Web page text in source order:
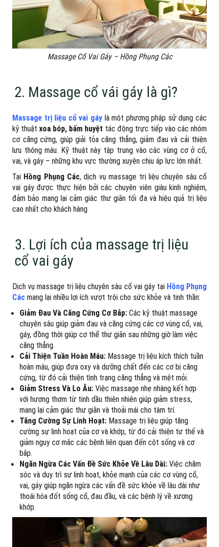
Massage Cổ Vai Gáy – Hồng Phụng Các
2. Massage cổ vái gáy là gì?
Massage trị liệu cổ vai gáylà một phương pháp sử dụng các
kỹ thuậtxoa bóp, bấm huyệt tác động trực tiếp vào các nhóm
cơ căng cứng, giúp giải tỏa căng thẳng, giảm đau và cải thiện
lưu thông máu. Kỹ thuật này tập trung vào các vùng cơ ở cổ,
vai, và gáy – những khu vực thường xuyên chịu áp lực lớn nhất.
Tại Hồng Phụng Các, dịch vụ massage trị liệu chuyên sâu cổ
vai gáy được thực hiện bởi các chuyên viên giàu kinh nghiệm,
đảm bảo mang lại cảm giác thư giãn tối đa và hiệu quả trị liệu
cao nhất cho khách hàng
3. Lợi ích của massage trị liệu
cổ vai gáy
Dịch vụ massage trị liệu chuyên sâu cổ vai gáy tại Hồng Phụng
Các mang lại nhiều lợi ích vượt trội cho sức khỏe và tinh thần:
Giảm Đau Và Căng Cứng Cơ Bắp: Các kỹ thuật massage
chuyên sâu giúp giảm đau và căng cứng các cơ vùng cổ, vai,
gáy, đồng thời giúp cơ thể thư giãn sau những giờ làm việc
căng thẳng.
Cải Thiện Tuần Hoàn Máu: Massage trị liệu kích thích tuần
hoàn máu, giúp đưa oxy và dưỡng chất đến các cơ bị căng
cứng, từ đó cải thiện tình trạng căng thẳng và mệt mỏi.
Giảm Stress Và Lo Âu: Việc massage nhẹ nhàng kết hợp
với hương thơm từ tinh dầu thiên nhiên giúp giảm stress,
mang lại cảm giác thư giãn và thoải mái cho tâm trí.
Tăng Cường Sự Linh Hoạt: Massage trị liệu giúp tăng
cường sự linh hoạt của cơ và khớp, từ đó cải thiện tư thế và
giảm nguy cơ mắc các bệnh liên quan đến cột sống và cơ
bắp.
Ngăn Ngừa Các Vấn Đề Sức Khỏe Về Lâu Dài: Việc chăm
sóc và duy trì sự linh hoạt, khỏe mạnh của các cơ vùng cổ,
vai, gáy giúp ngăn ngừa các vấn đề sức khỏe về lâu dài như
thoái hóa đốt sống cổ, đau đầu, và các bệnh lý về xương
khớp.